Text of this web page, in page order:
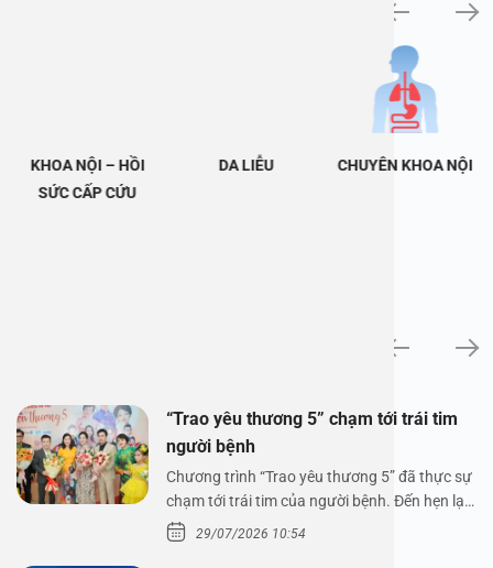
KHOA NỘI – HỒI
SỨC CẤP CỨU
DA LIỄU CHUYÊN KHOA NỘI
“Trao yêu thương 5” chạm tới trái tim
người bệnh
Chương trình “Trao yêu thương 5” đã thực sự
chạm tới trái tim của người bệnh. Đến hẹn lại
lên,…29/07/2026 10:54